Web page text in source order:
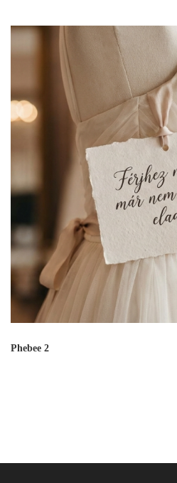
Phebee 2